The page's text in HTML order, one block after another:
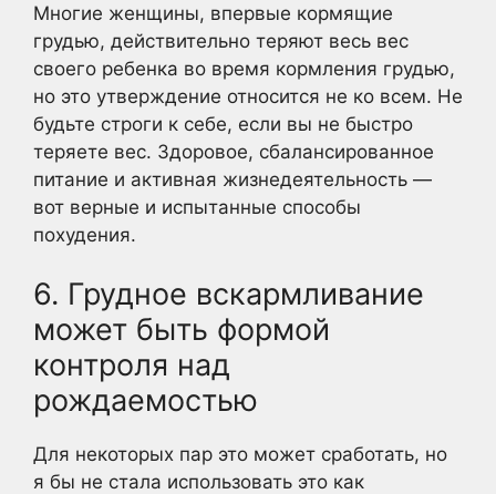
Многие женщины, впервые кормящие
грудью, действительно теряют весь вес
своего ребенка во время кормления грудью,
но это утверждение относится не ко всем. Не
будьте строги к себе, если вы не быстро
теряете вес. Здоровое, сбалансированное
питание и активная жизнедеятельность —
вот верные и испытанные способы
похудения.
6. Грудное вскармливание
может быть формой
контроля над
рождаемостью
Для некоторых пар это может сработать, но
я бы не стала использовать это как